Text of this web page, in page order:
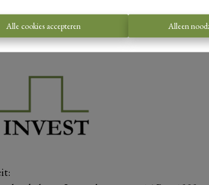
Alle cookies accepteren Alleen